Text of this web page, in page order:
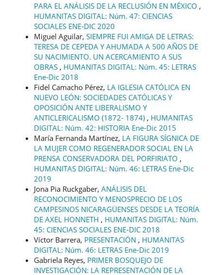
PARA EL ANÁLISIS DE LA RECLUSIÓN EN MÉXICO ,
HUMANITAS DIGITAL: Núm. 47: CIENCIAS
SOCIALES ENE-DIC 2020
Miguel Aguilar, SIEMPRE FUI AMIGA DE LETRAS:
TERESA DE CEPEDA Y AHUMADA A 500 AÑOS DE
SU NACIMIENTO. UN ACERCAMIENTO A SUS
OBRAS , HUMANITAS DIGITAL: Núm. 45: LETRAS
Ene-Dic 2018
Fidel Camacho Pérez, LA IGLESIA CATÓLICA EN
NUEVO LEÓN: SOCIEDADES CATÓLICAS Y
OPOSICIÓN ANTE LIBERALISMO Y
ANTICLERICALISMO (1872- 1874) , HUMANITAS
DIGITAL: Núm. 42: HISTORIA Ene-Dic 2015
María Fernanda Martínez, LA FIGURA SÍGNICA DE
LA MUJER COMO REGENERADOR SOCIAL EN LA
PRENSA CONSERVADORA DEL PORFIRIATO ,
HUMANITAS DIGITAL: Núm. 46: LETRAS Ene-Dic
2019
Jona Pia Ruckgaber, ANÁLISIS DEL
RECONOCIMIENTO Y MENOSPRECIO DE LOS
CAMPESINOS NICARAGÜENSES DESDE LA TEORÍA
DE AXEL HONNETH , HUMANITAS DIGITAL: Núm.
45: CIENCIAS SOCIALES ENE-DIC 2018
Víctor Barrera, PRESENTACIÓN , HUMANITAS
DIGITAL: Núm. 46: LETRAS Ene-Dic 2019
Gabriela Reyes, PRIMER BOSQUEJO DE
INVESTIGACIÓN: LA REPRESENTACIÓN DE LA